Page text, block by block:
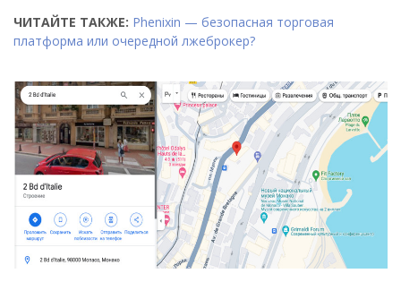
ЧИТАЙТЕ ТАКЖЕ: Phenixin — безопасная торговая
платформа или очередной лжеброкер?